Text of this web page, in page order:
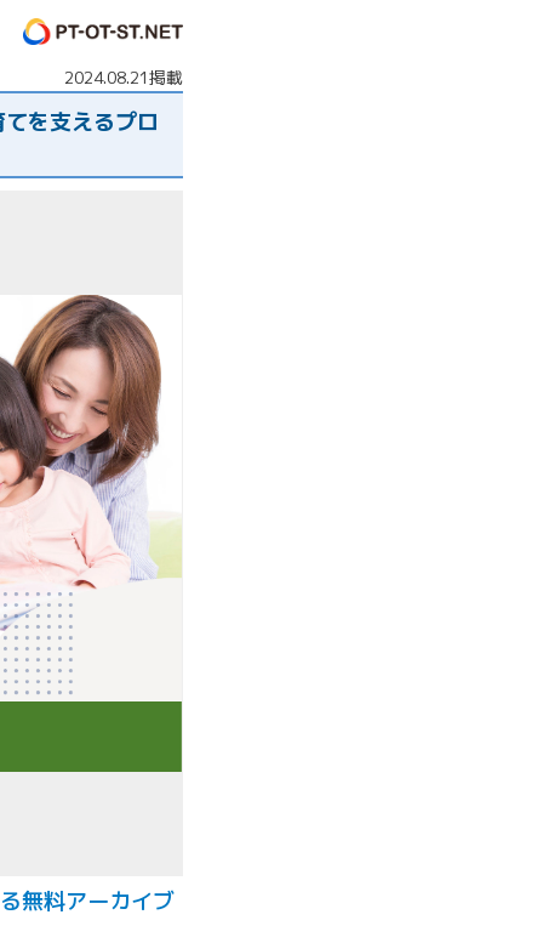
2024.08.21掲載
を支えるプロ
無料アーカイブ